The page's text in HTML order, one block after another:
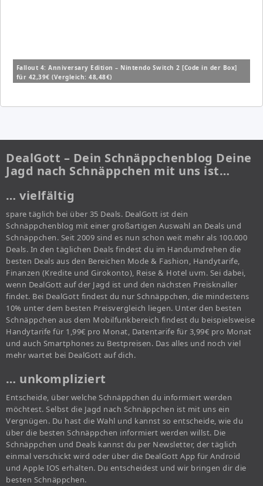
Fallout 4: Anniversary Edition – Nintendo Switch 2 [Code in der Box]
für 42,39€ (Vergleich: 48,48€)
DealGott – Dein Schnäppchenblog Deine
Jagd nach Schnäppchen mit uns ist…
… vielfältig
spare täglich bei über 35 Deals. DealGott ist dein
Schnäppchenblog mit einer großartigen Auswahl an Deals und
Schnäppchen. Seit 2009 sind es nun schon weit mehr als 100.000
Deals. In den täglichen Deals findest du im Handumdrehen die
besten Deals aus den Bereichen Mode & Fashion, Handytarife,
Finanzen (Kredite und Girokonto), Reise & Hotel uvm. Sei dabei,
wenn DealGott auf der Jagd ist und den nächsten Preisknaller
findet. Bei DealGott findest du nur Schnäppchen, die mindestens
10% unter dem besten Preisvergleich liegen. Unter den besten
Schnäppchen aus dem Mobilfunkbereich findest du beispielsweise
Handytarife für 1,99€ pro Monat, Datentarife für 3,99€ pro Monat
und auch Smartphones zu Bestpreisen. Das alles und noch viel
mehr wartet bei DealGott auf dich.
… unkompliziert
Entscheide, über welche Schnäppchen du informiert werden
möchtest. Selbst die Jagd nach Schnäppchen ist mit uns ein
Vergnügen. Du hast die Wahl und kannst so entscheide, wie du
über die besten Schnäppchen informiert werden willst. Die
Schnäppchen und Deals kannst du per Newsletter, der täglich
einmal verschickt wird oder über die DealGott App für Android
und Apple IOS erhalten. Du entscheidest und wir bringen dir die
besten Schnäppchen.